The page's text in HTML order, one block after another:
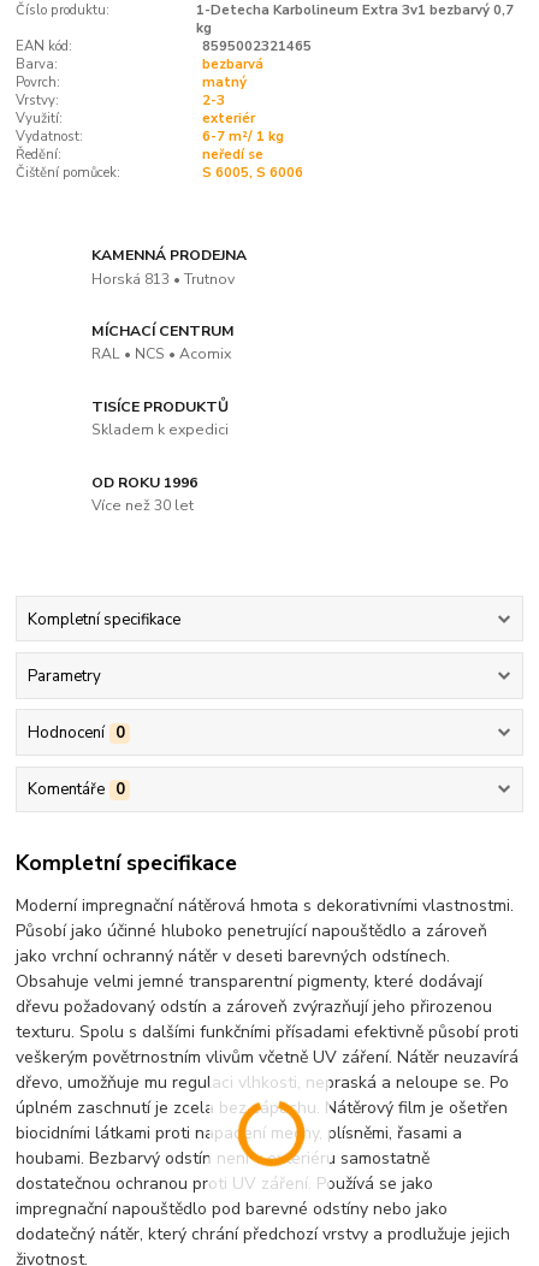
Číslo produktu:
1-Detecha Karbolineum Extra 3v1 bezbarvý 0,7
kg
EAN kód:
8595002321465
Barva:
bezbarvá
Povrch:
matný
Vrstvy:
2-3
Využití:
exteriér
Vydatnost:
6-7 m²/ 1 kg
Ředění:
neředí se
Čištění pomůcek:
S 6005, S 6006
KAMENNÁ PRODEJNA
Horská 813 • Trutnov
MÍCHACÍ CENTRUM
RAL • NCS • Acomix
TISÍCE PRODUKTŮ
Skladem k expedici
OD ROKU 1996
Více než 30 let
Kompletní specifikace
Parametry
Hodnocení 0
Komentáře 0
Kompletní specifikace
Moderní impregnační nátěrová hmota s dekorativními vlastnostmi.
Působí jako účinné hluboko penetrující napouštědlo a zároveň
jako vrchní ochranný nátěr v deseti barevných odstínech.
Obsahuje velmi jemné transparentní pigmenty, které dodávají
dřevu požadovaný odstín a zároveň zvýrazňují jeho přirozenou
texturu. Spolu s dalšími funkčními přísadami efektivně působí proti
veškerým povětrnostním vlivům včetně UV záření. Nátěr neuzavírá
dřevo, umožňuje mu regulaci vlhkosti, nepraská a neloupe se. Po
úplném zaschnutí je zcela bez zápachu. Nátěrový film je ošetřen
biocidními látkami proti napadení mechy, plísněmi, řasami a
houbami. Bezbarvý odstín není v exteriéru samostatně
dostatečnou ochranou proti UV záření. Používá se jako
impregnační napouštědlo pod barevné odstíny nebo jako
dodatečný nátěr, který chrání předchozí vrstvy a prodlužuje jejich
životnost.